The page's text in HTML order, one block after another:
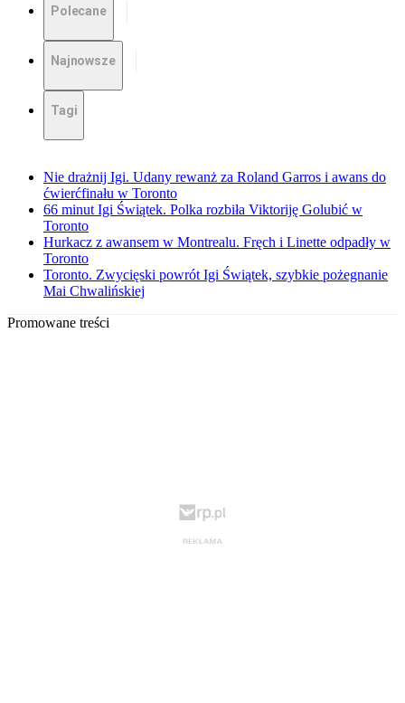
Polecane
Najnowsze
Tagi
Nie drażnij Igi. Udany rewanż za Roland Garros i awans do
ćwierćfinału w Toronto
66 minut Igi Świątek. Polka rozbiła Viktoriję Golubić w
Toronto
Hurkacz z awansem w Montrealu. Fręch i Linette odpadły w
Toronto
Toronto. Zwycięski powrót Igi Świątek, szybkie pożegnanie
Mai Chwalińskiej
Promowane treści